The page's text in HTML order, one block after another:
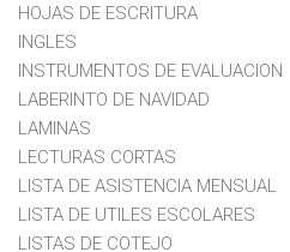
HOJAS DE ESCRITURA
INGLES
INSTRUMENTOS DE EVALUACION
LABERINTO DE NAVIDAD
LAMINAS
LECTURAS CORTAS
LISTA DE ASISTENCIA MENSUAL
LISTA DE UTILES ESCOLARES
LISTAS DE COTEJO